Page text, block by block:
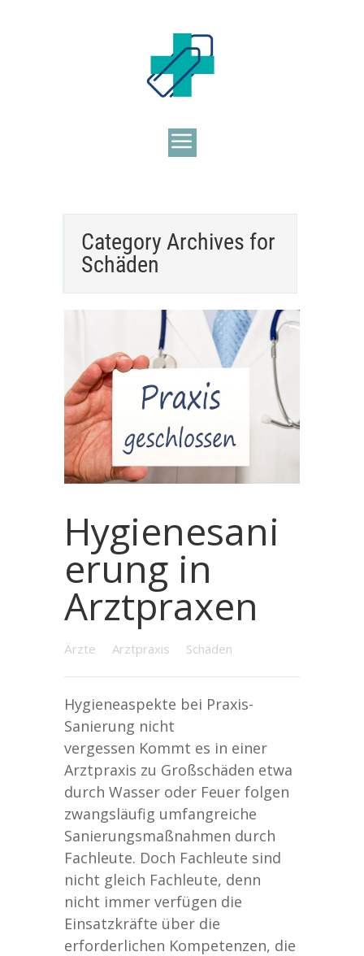
Category Archives for
Schäden
Hygienesani
erung in
Arztpraxen
Ärzte Arztpraxis Schäden
Hygieneaspekte bei Praxis-
Sanierung nicht
vergessen Kommt es in einer
Arztpraxis zu Großschäden etwa
durch Wasser oder Feuer folgen
zwangsläufig umfangreiche
Sanierungsmaßnahmen durch
Fachleute. Doch Fachleute sind
nicht gleich Fachleute, denn
nicht immer verfügen die
Einsatzkräfte über die
erforderlichen Kompetenzen, die